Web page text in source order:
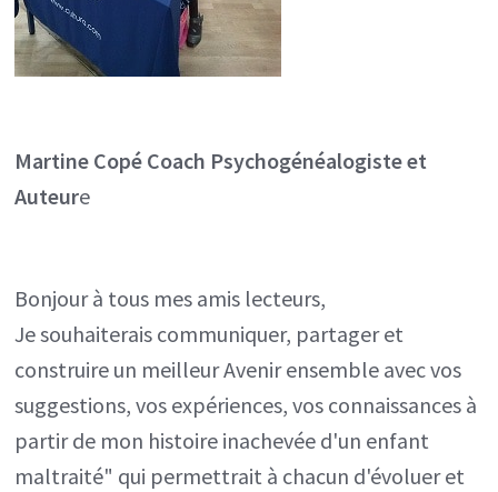
Martine Copé Coach Psychogénéalogiste et
Auteure
Bonjour à tous mes amis lecteurs,
Je souhaiterais communiquer, partager et
construire un meilleur Avenir ensemble avec vos
suggestions, vos expériences, vos connaissances à
partir de mon histoire inachevée d'un enfant
maltraité" qui permettrait à chacun d'évoluer et